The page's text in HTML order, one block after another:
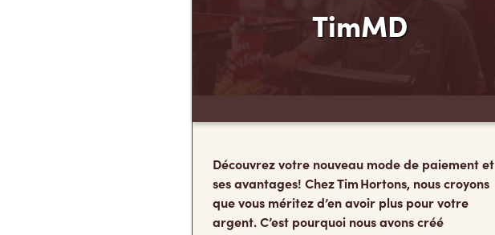
TimMD
Découvrez votre nouveau mode de paiement et
ses avantages! Chez Tim Hortons, nous croyons
que vous méritez d’en avoir plus pour votre
argent. C’est pourquoi nous avons créé